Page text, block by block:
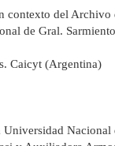
contexto del
de Gral.
Caicyt (Argentina)
Nacional